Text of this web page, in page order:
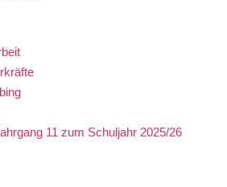
11 zum Schuljahr 2025/26